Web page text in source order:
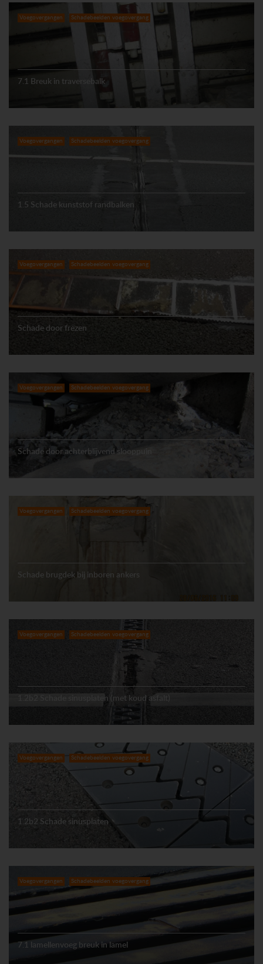
Voegovergangen Schadebeelden voegovergang
7.1 Breuk in traversebalk
Voegovergangen Schadebeelden voegovergang
1.5 Schade kunststof randbalken
Voegovergangen Schadebeelden voegovergang
Schade door frezen
Voegovergangen Schadebeelden voegovergang
Schade door achterblijvend slooppuin
Voegovergangen Schadebeelden voegovergang
Schade brugdek bij inboren ankers
Voegovergangen Schadebeelden voegovergang
1.2b2 Schade sinusplaten (met koud asfalt)
Voegovergangen Schadebeelden voegovergang
1.2b2 Schade sinusplaten
Voegovergangen Schadebeelden voegovergang
7.1 lamellenvoeg breuk in lamel